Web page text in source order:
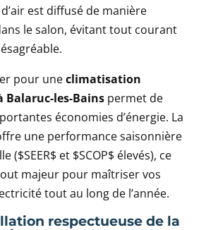
est diffusé de manière
le salon, évitant tout courant
pour uneclimatisation
Balaruc-les-Bainspermet de
économies d’énergie. La
une performance saisonnière
($SEER$ et $SCOP$ élevés), ce
majeur pour maîtriser vos
tout au long de l’année.
respectueuse de la